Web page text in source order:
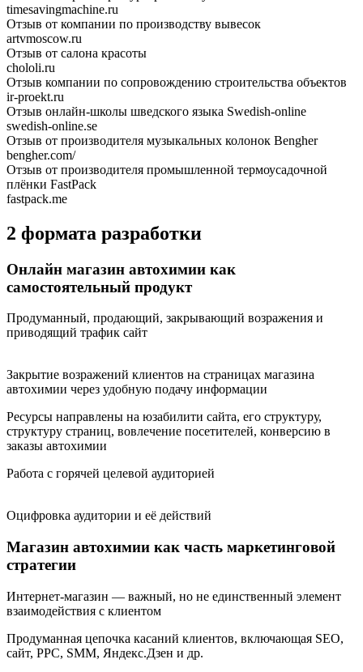
timesavingmachine.ru
Отзыв от компании по производству вывесок
artvmoscow.ru
Отзыв от салона красоты
chololi.ru
Отзыв компании по сопровождению строительства объектов
ir-proekt.ru
Отзыв онлайн-школы шведского языка Swedish-online
swedish-online.se
Отзыв от производителя музыкальных колонок Bengher
bengher.com/
Отзыв от производителя промышленной термоусадочной
плёнки FastPack
fastpack.me
2 формата разработки
Онлайн магазин автохимии как
самостоятельный продукт
Продуманный, продающий, закрывающий возражения и
приводящий трафик сайт
Закрытие возражений клиентов на страницах магазина
автохимии через удобную подачу информации
Ресурсы направлены на юзабилити сайта, его структуру,
структуру страниц, вовлечение посетителей, конверсию в
заказы автохимии
Работа с горячей целевой аудиторией
Оцифровка аудитории и её действий
Магазин автохимии как часть маркетинговой
стратегии
Интернет-магазин — важный, но не единственный элемент
взаимодействия с клиентом
Продуманная цепочка касаний клиентов, включающая SEO,
сайт, PPC, SMM, Яндекс.Дзен и др.